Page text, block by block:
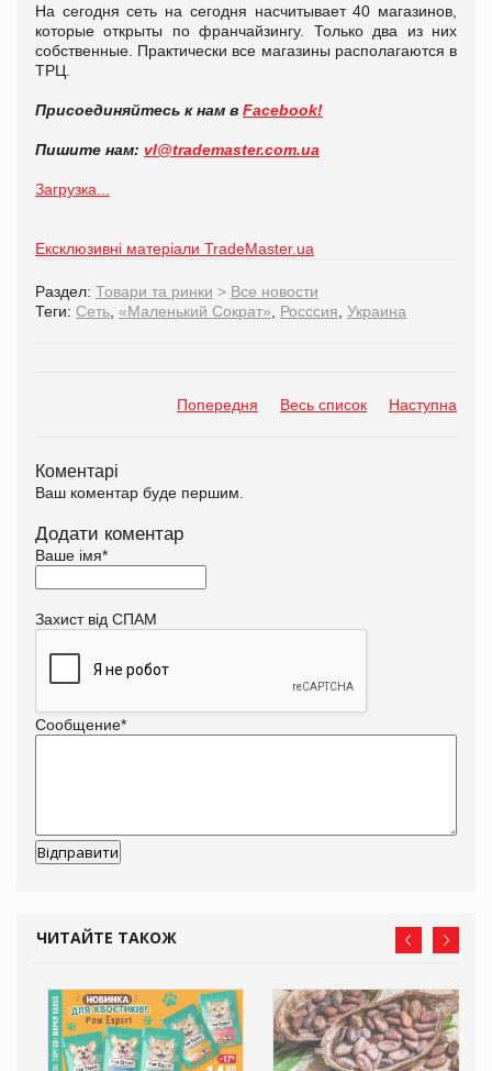
На сегодня сеть на сегодня насчитывает 40 магазинов,
которые открыты по франчайзингу. Только два из них
собственные. Практически все магазины располагаются в
ТРЦ.
Присоединяйтесь к нам в Facebook!
Пишите нам: vl@trademaster.com.ua
Загрузка...
Ексклюзивні матеріали TradeMaster.ua
Раздел: Товари та ринки > Все новости
Теги: Сеть «Маленький Сократ» Росссия Украина
Попередня Весь список Наступна
Коментарі
Ваш коментар буде першим.
Додати коментар
Ваше імя*
Захист від СПАМ
Сообщение*
ЧИТАЙТЕ ТАКОЖ